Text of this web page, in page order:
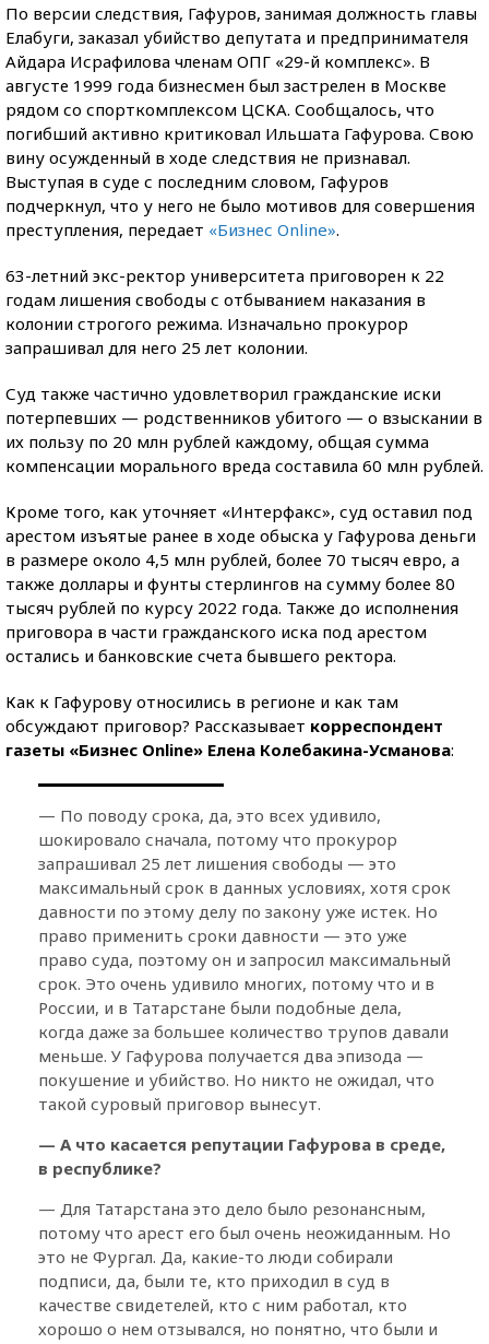
По версии следствия, Гафуров, занимая должность главы
Елабуги, заказал убийство депутата и предпринимателя
Айдара Исрафилова членам ОПГ «29-й комплекс». В
августе 1999 года бизнесмен был застрелен в Москве
рядом со спорткомплексом ЦСКА. Сообщалось, что
погибший активно критиковал Ильшата Гафурова. Свою
вину осужденный в ходе следствия не признавал.
Выступая в суде с последним словом, Гафуров
подчеркнул, что у него не было мотивов для совершения
преступления, передает «Бизнес Online».
63-летний экс-ректор университета приговорен к 22
годам лишения свободы с отбыванием наказания в
колонии строгого режима. Изначально прокурор
запрашивал для него 25 лет колонии.
Суд также частично удовлетворил гражданские иски
потерпевших — родственников убитого — о взыскании в
их пользу по 20 млн рублей каждому, общая сумма
компенсации морального вреда составила 60 млн рублей.
Кроме того, как уточняет «Интерфакс», суд оставил под
арестом изъятые ранее в ходе обыска у Гафурова деньги
в размере около 4,5 млн рублей, более 70 тысяч евро, а
также доллары и фунты стерлингов на сумму более 80
тысяч рублей по курсу 2022 года. Также до исполнения
приговора в части гражданского иска под арестом
остались и банковские счета бывшего ректора.
Как к Гафурову относились в регионе и как там
обсуждают приговор? Рассказывает корреспондент
газеты «Бизнес Online» Елена Колебакина-Усманова:
— По поводу срока, да, это всех удивило,
шокировало сначала, потому что прокурор
запрашивал 25 лет лишения свободы — это
максимальный срок в данных условиях, хотя срок
давности по этому делу по закону уже истек. Но
право применить сроки давности — это уже
право суда, поэтому он и запросил максимальный
срок. Это очень удивило многих, потому что и в
России, и в Татарстане были подобные дела,
когда даже за большее количество трупов давали
меньше. У Гафурова получается два эпизода —
покушение и убийство. Но никто не ожидал, что
такой суровый приговор вынесут.
— А что касается репутации Гафурова в среде,
в республике?
— Для Татарстана это дело было резонансным,
потому что арест его был очень неожиданным. Но
это не Фургал. Да, какие-то люди собирали
подписи, да, были те, кто приходил в суд в
качестве свидетелей, кто с ним работал, кто
хорошо о нем отзывался, но понятно, что были и